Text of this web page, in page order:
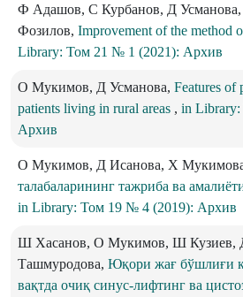
Ф Адашов, С Курбанов, Д
Фозилов, Improvement of the method
Library: Том 21 № 1 (2021): Архив
О Мукимов, Д Усманова, Features of
patients living in rural areas , in
Архив
О Мукимов, Д Исанова, Х
талабаларининг тажриба ва
in Library: Том 19 № 4 (2019): Архив
Ш Хасанов, О Мукимов, Ш Кузиев,
Ташмуродова, Юқори жағ бўшлиғи
вақтда очиқ синус-лифтинг ва